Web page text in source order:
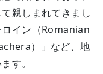
親しまれてきまし
イン（Romanian
）」など、地
す。